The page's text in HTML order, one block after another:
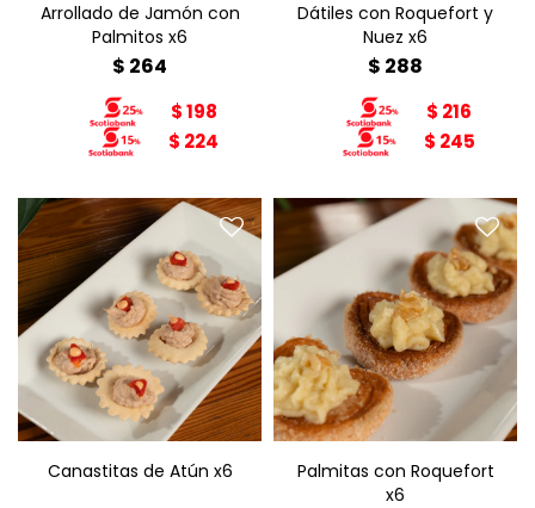
Arrollado de Jamón con
Palmitos x6
$ 264
$198
$ 224
Dátiles con Roquefort y
Nuez x6
$ 288
$ 216
$ 245
Canastitas de Atún x6
Canastitas de Atún x6
Palmitas con Roquefort x6
Palmitas con Roquefort
x6